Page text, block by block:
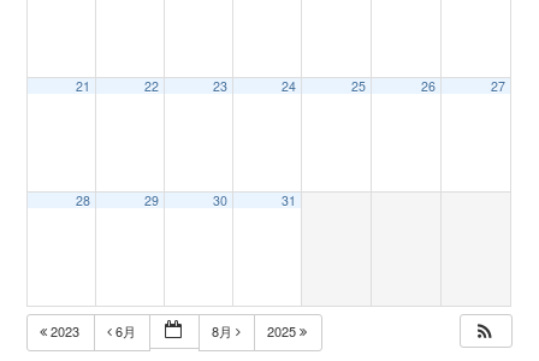
21 22 23 24 25 26 27
28 29 30 31
2023 6月 8月 2025